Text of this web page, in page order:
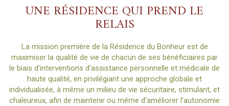
UNE RÉSIDENCE QUI PREND LE
RELAIS
La mission première de la Résidence du Bonheur est de
maximiser la qualité de vie de chacun de ses bénéficiaires par
le biais d’interventions d’assistance personnelle et médicale de
haute qualité, en privilégiant une approche globale et
individualisée, à même un milieu de vie sécuritaire, stimulant, et
chaleureux, afin de maintenir ou même d’améliorer l’autonomie